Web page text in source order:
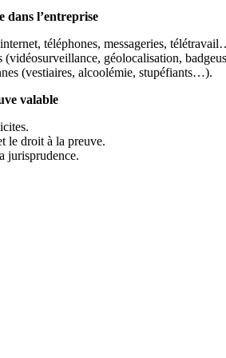
dans l’entreprise
téléphones, messageries,
(vidéosurveillance, géolocalisation,
(vestiaires, alcoolémie, stupéfiants…).
valable
le droit à la preuve.
jurisprudence.